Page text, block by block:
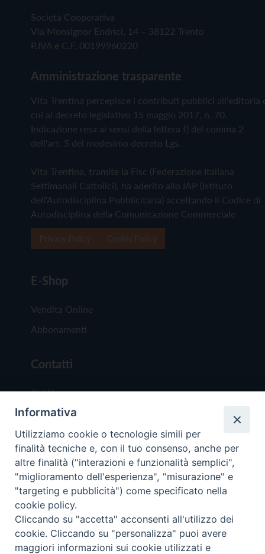
Società Cooperativa
Via Monsignor Endrici, 14 – 38122 Trento
P.IVA e C.F. 00199960220
Amministrazione trasparente
Vita Trentina percepisce i contributi pubblici all'editoria
cui al decreto legislativo 15 maggio 2017, n. 70.
Indicazione resa ai sensi della lettera f) del comma 2
dell'art. 5 del medesimo decreto Lgs.
Vita Trentina, tramite la Fisc (Federazione Italiana
Settimanali Cattolici), ha aderito allo IAP (Istituto
dell'Autodisciplina Pubblicitaria) accettando il Codice di
Autodisciplina della Comunicazione Commerciale
E-Shop
Vendita Online
Abbonamenti
Contatti
Chi Siamo
Redazione
Scrivici
Copyright © 2019 - Tutti i diritti riservati - Vita
Trentina Editrice
Informativa
Utilizziamo cookie o tecnologie simili per
finalità tecniche e, con il tuo consenso, anche per
altre finalità ("interazioni e funzionalità semplici",
"miglioramento dell'esperienza", "misurazione" e
"targeting e pubblicità") come specificato nella
cookie policy.
Cliccando su "accetta" acconsenti all'utilizzo dei
cookie. Cliccando su "personalizza" puoi avere
maggiori informazioni sui cookie utilizzati e